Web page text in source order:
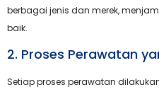
berbagai jenis dan merek,
baik.
2. Proses Perawatan
Setiap proses perawatan